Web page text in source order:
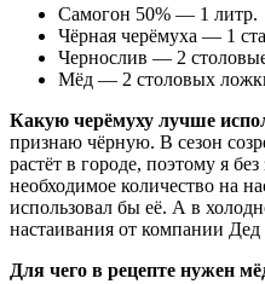
Самогон 50% — 1 литр.
Чёрная черёмуха — 1
Чернослив — 2
Мёд — 2 столовых
Какую черёмуху лучше
признаю чёрную. В сезон
растёт в городе, поэтому я
необходимое количество на
использовал бы её. А в
настаивания от компании
Для чего в рецепте нужен